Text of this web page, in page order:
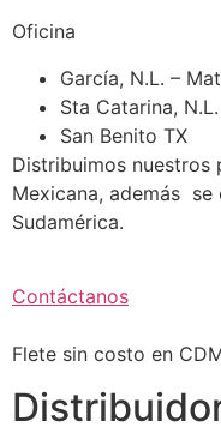
Oficina
García, N.L. –
Sta Catarina,
San Benito TX
Distribuimos nuestros
Mexicana, además
Sudamérica.
Contáctanos
Flete sin costo en